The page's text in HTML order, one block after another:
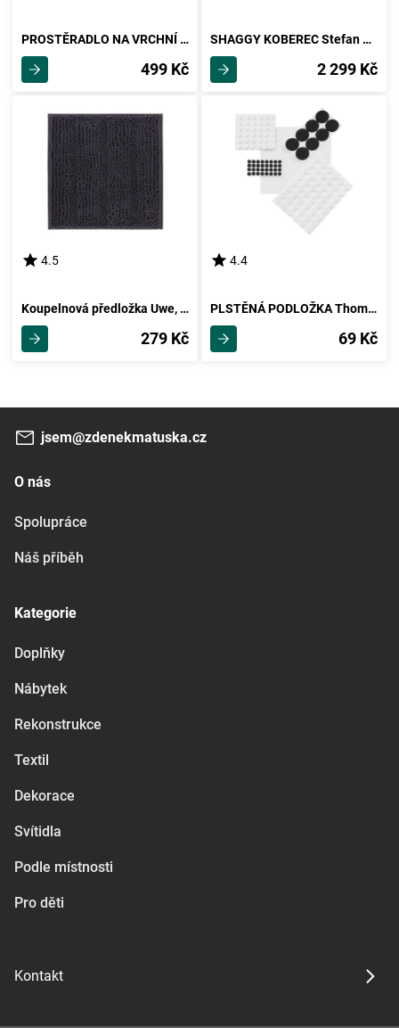
PROSTĚRADLO NA VRCHNÍ MATRACI Elasthan Topper, 180/200/15cm
499 Kč
SHAGGY KOBEREC Stefan 2, 120/170cm, Tm.šedá
2 299 Kč
4.5
Koupelnová předložka Uwe, 50/50cm, Antracit
279 Kč
4.4
PLSTĚNÁ PODLOŽKA Thomas 88 Tlg. -Ext- -Kma-
69 Kč
jsem@zdenekmatuska.cz
O nás
Spolupráce
Náš příběh
Kategorie
Doplňky
Nábytek
Rekonstrukce
Textil
Dekorace
Svítidla
Podle místnosti
Pro děti
Kontakt